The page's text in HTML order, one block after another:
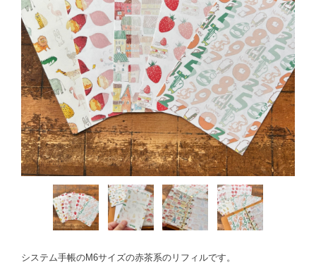
システム手帳のM6サイズの赤茶系のリフィルです。